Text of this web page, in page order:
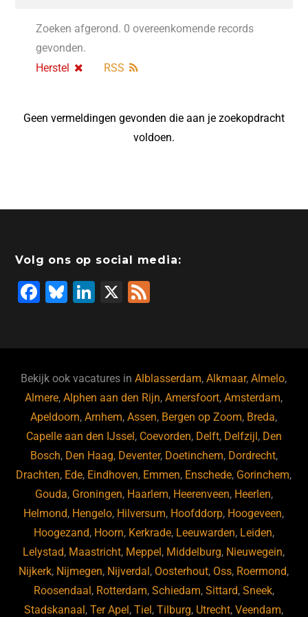
Zoeken afgerond. 0 overeenkomende records
gevonden.
Herstel
RSS
Geen vermeldingen gevonden die aan je zoekopdracht
voldoen.
Volg ons op social media:
F
b
o
o
k
Bl
ky
Li
dI
n
X
Bekijk ook vacatures inAlblasserdam,Alkmaar,Almelo,
Almere,Alphen aan den Rijn,Amersfoort,Amsterdam,
Apeldoorn,Arnhem,Assen, Bergen op Zoom, Breda,
Capelle aan den IJssel , Coevorden, Delft, Delfzijl , Den
Bosch, Den Haag, Deventer, Doetinchem, Dordrecht,
Drachten, Ede, Eindhoven, Emmen, Enschede, Gorinchem,
Gouda, Groningen, Haarlem, Heerenveen, Heerlen,
Helmond, Hengelo, Hilversum, Hoofddorp, Hoogeveen,
Hoogezand, Hoorn, Kerkrade, Leeuwarden, Leiden,
Lelystad, Maastricht, Meppel , Middelburg, Nieuwegein,
Nijkerk, Nijmegen, Nijverdal , Oosterhout, Oss, Roermond,
Roosendaal , Rotterdam, Schiedam, Sittard, Sneek,
Stadskanaal ,Ter Apel ,Tiel ,Tilburg, Utrecht,Veendam,